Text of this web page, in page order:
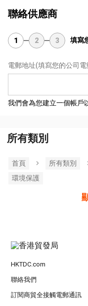
聯絡供應商
1 2 3 填寫
電郵地址(填寫您的公司
我們會為您建立一個帳戶
所有類別
首頁 所有類別
環境保護
HKTDC.com
聯絡我們
訂閱商貿全接觸電郵通訊